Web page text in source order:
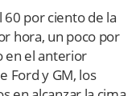
por ciento de la
hora, un poco por
en el anterior
Ford y GM, los